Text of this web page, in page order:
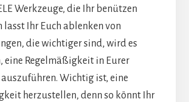
Werkzeuge, die Ihr benützen
lasst Ihr Euch ablenken von
die wichtiger sind, wird es
eine Regelmäßigkeit in Eurer
Wichtig ist, eine
herzustellen, denn so könnt Ihr